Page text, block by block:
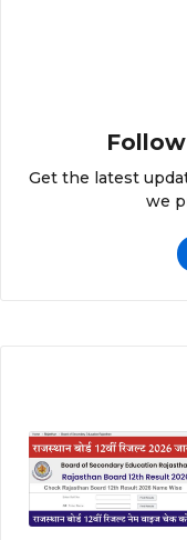
Get the latest
we